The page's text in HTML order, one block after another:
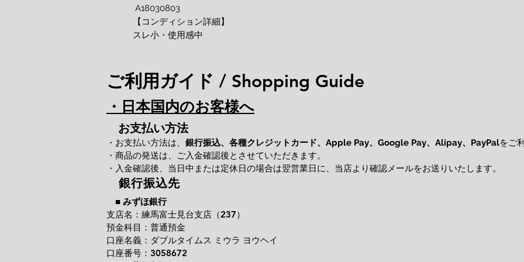
A18030803
【コンディション詳細】
スレ小・使用感中
ご利用ガイド / Shopping Guide
・日本国内のお客様へ
お支払い方法
・お支払い方法は、 銀行振込、各種クレジットカード、 Apple Pay、Google Pay、Alipay、PayPalをご
・商品の発送は、ご入金確認後とさせていただきます。
・入金確認後、当日中または定休日の場合は翌営業日に、当店より確認メールをお送りいたします。
銀行振込先
■ みずほ銀行
支店名：練馬富士見台支店（237）
預金科目：普通預金
口座名義：ダブルタイムス ミウラ ヨウヘイ
口座番号：3058672